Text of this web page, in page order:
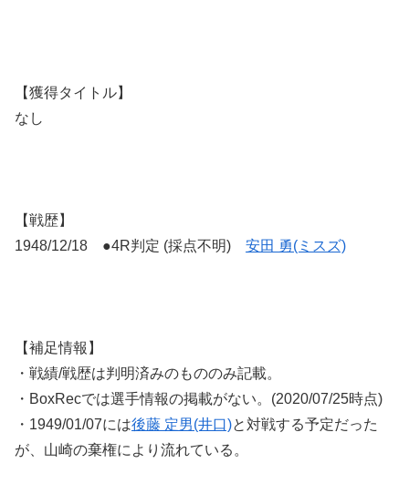
【獲得タイトル】
なし
【戦歴】
1948/12/18 ●4R判定 (採点不明) 安田 勇(ミスズ)
【補足情報】
・戦績/戦歴は判明済みのもののみ記載。
・BoxRecでは選手情報の掲載がない。(2020/07/25時点)
・1949/01/07には後藤 定男(井口)と対戦する予定だった
が、山崎の棄権により流れている。